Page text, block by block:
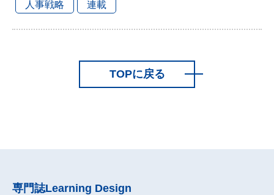
人事戦略
連載
TOPに戻る
専門誌Learning Design